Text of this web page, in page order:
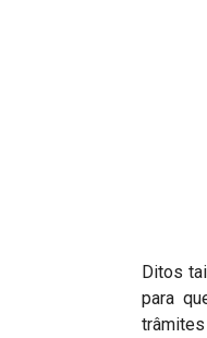
Ditos
para
trâmites